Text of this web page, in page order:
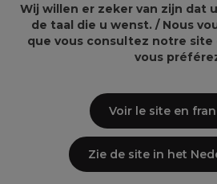
Marvelash
Maskology
Minerals Of Eden
Wij willen er zeker van zijn dat
de taal die u wenst. / Nous
que vous consultez notre site
vous
Voir le site en
Zie de site in het